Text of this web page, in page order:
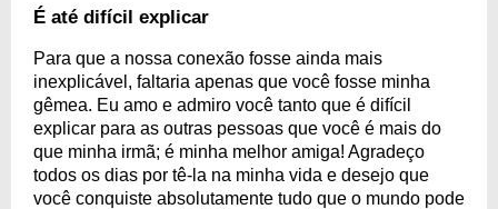
É até difícil explicar
Para que a nossa conexão fosse ainda mais
inexplicável, faltaria apenas que você fosse minha
gêmea. Eu amo e admiro você tanto que é difícil
explicar para as outras pessoas que você é mais do
que minha irmã; é minha melhor amiga! Agradeço
todos os dias por tê-la na minha vida e desejo que
você conquiste absolutamente tudo que o mundo pode